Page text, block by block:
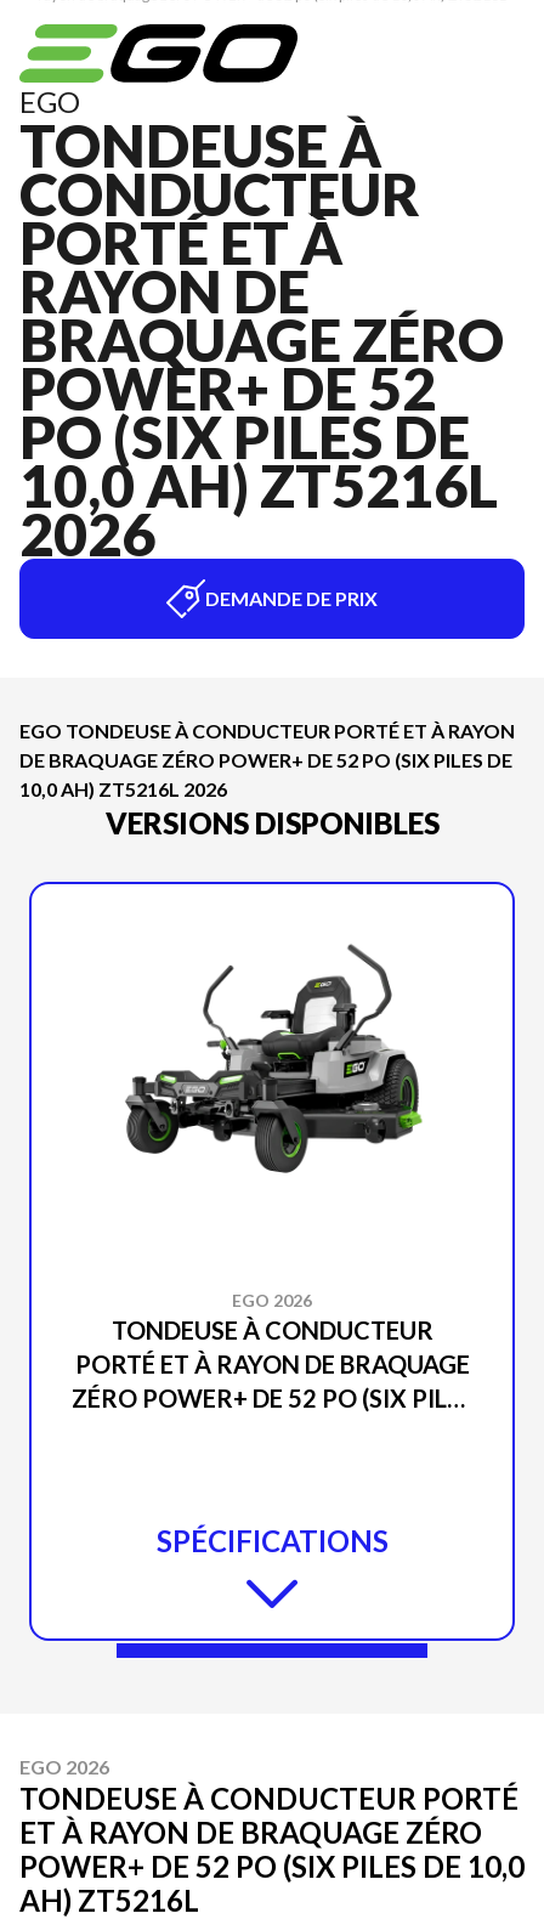
EGO
TONDEUSE À
CONDUCTEUR
PORTÉ ET À
RAYON DE
BRAQUAGE ZÉRO
POWER+ DE 52
PO (SIX PILES DE
10,0 AH) ZT5216L
2026
DEMANDE DE PRIX
EGO TONDEUSE À CONDUCTEUR PORTÉ ET À RAYON
DE BRAQUAGE ZÉRO POWER+ DE 52 PO (SIX PILES DE
10,0 AH) ZT5216L 2026
VERSIONS DISPONIBLES
EGO 2026
TONDEUSE À CONDUCTEUR
PORTÉ ET À RAYON DE BRAQUAGE
ZÉRO POWER+ DE 52 PO (SIX PILES
SPÉCIFICATIONS
EGO 2026
TONDEUSE À CONDUCTEUR PORTÉ
ET À RAYON DE BRAQUAGE ZÉRO
POWER+ DE 52 PO (SIX PILES DE 10,0
AH) ZT5216L